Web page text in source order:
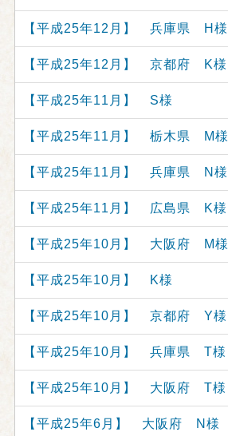
【平成25年12月】 兵庫県 H様
【平成25年12月】 京都府 K様
【平成25年11月】 S様
【平成25年11月】 栃木県 M様
【平成25年11月】 兵庫県 N様
【平成25年11月】 広島県 K様
【平成25年10月】 大阪府 M様
【平成25年10月】 K様
【平成25年10月】 京都府 Y様
【平成25年10月】 兵庫県 T様
【平成25年10月】 大阪府 T様
【平成25年6月】 大阪府 N様